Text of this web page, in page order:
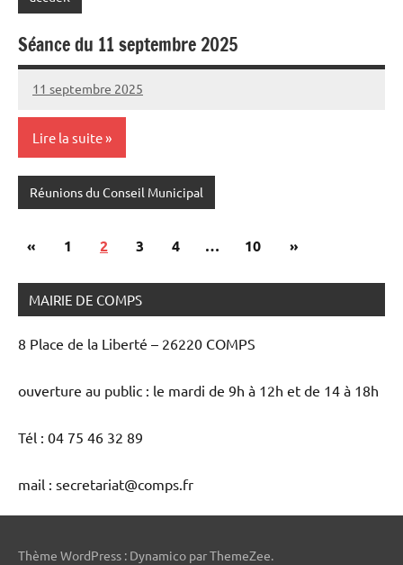
Séance du 11 septembre 2025
11 septembre 2025
Sylviane
MASSON
Aucun
commentaire
Lire la suite
Réunions du Conseil Municipal
Pagination
publications
«Publications
1 2 3 4 … 10
Articles
»
MAIRIE DE COMPS
8 Place de la Liberté – 26220 COMPS
ouverture au public : le mardi de 9h à 12h et de 14 à 18h
Tél : 04 75 46 32 89
mail : secretariat@comps.fr
Thème WordPress : Dynamico par ThemeZee.